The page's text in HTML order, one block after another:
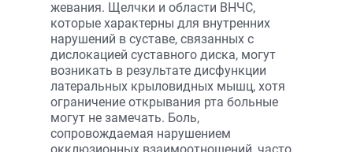
жевания. Щелчки и области ВНЧС,
которые характерны для внутренних
нарушений в суставе, связанных с
дислокацией суставного диска, могут
возникать в результате дисфункции
латеральных крыловидных мышц, хотя
ограничение открывания рта больные
могут не замечать. Боль,
сопровождаемая нарушением